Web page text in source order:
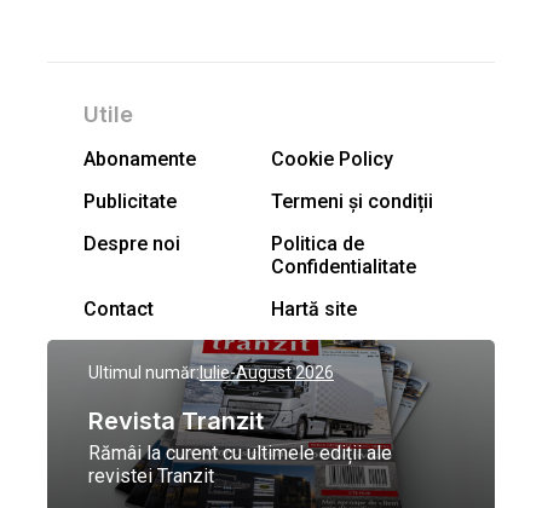
Utile
Abonamente
Cookie Policy
Publicitate
Termeni și condiții
Despre noi
Politica de
Confidentialitate
Contact
Hartă site
Ultimul număr:Iulie-August 2026
Revista Tranzit
Rămâi la curent cu ultimele ediții ale
revistei Tranzit